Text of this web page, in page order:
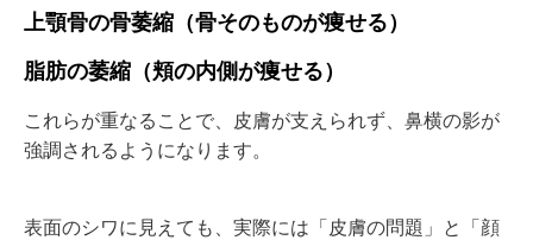
上顎骨の骨萎縮（骨そのものが痩せる）
脂肪の萎縮（頬の内側が痩せる）
これらが重なることで、皮膚が支えられず、鼻横の影が
強調されるようになります。
表面のシワに見えても、実際には「皮膚の問題」と「顔